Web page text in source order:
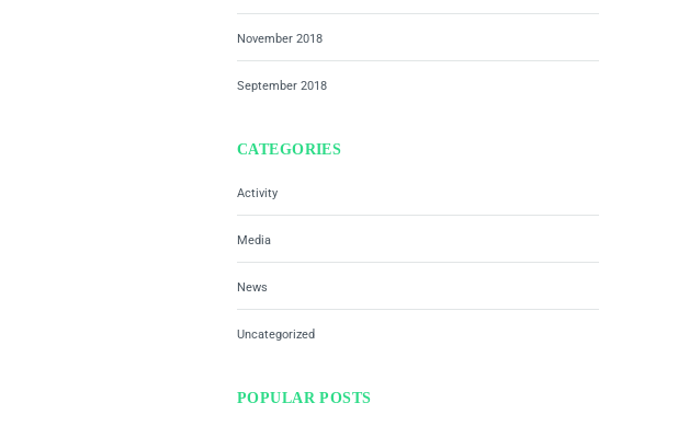
November 2018
September 2018
CATEGORIES
Activity
Media
News
Uncategorized
POPULAR POSTS